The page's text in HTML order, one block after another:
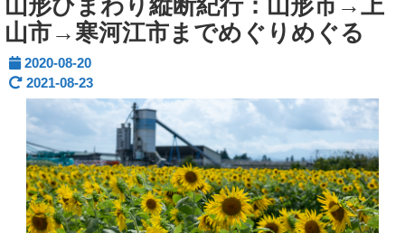
山形ひまわり縦断紀行：山形市→上
山市→寒河江市までめぐりめぐる
2020-08-20
2021-08-23